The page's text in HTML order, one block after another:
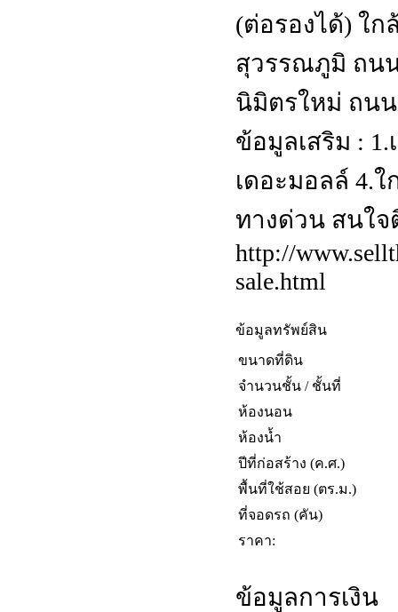
(ต่อรองได้) ใ
สุวรรณภูมิ ถน
นิมิตรใหม่ ถน
ข้อมูลเสริม :
เดอะมอลล์ 4.
ทางด่วน สนใจ
http://
sale.html
ข้อมูลทรัพย์สิน
ขนาดที่ดิน
จำนวนชั้น / ชั้นที่
ห้องนอน
ห้องน้ำ
ปีที่ก่อสร้าง (ค.ศ.)
พื้นที่ใช้สอย (ตร.ม.)
ที่จอดรถ (คัน)
ราคา:
ข้อมูลการเงิน